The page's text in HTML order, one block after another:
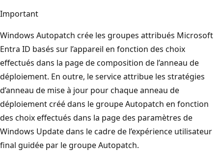
Important
Windows Autopatch crée les groupes attribués Microsoft
Entra ID basés sur l’appareil en fonction des choix
effectués dans la page de composition de l’anneau de
déploiement. En outre, le service attribue les stratégies
d’anneau de mise à jour pour chaque anneau de
déploiement créé dans le groupe Autopatch en fonction
des choix effectués dans la page des paramètres de
Windows Update dans le cadre de l’expérience utilisateur
final guidée par le groupe Autopatch.